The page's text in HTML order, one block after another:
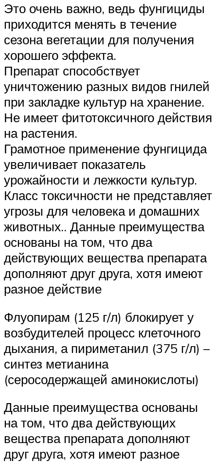
Это очень важно, ведь фунгициды
приходится менять в течение
сезона вегетации для получения
хорошего эффекта.
Препарат способствует
уничтожению разных видов гнилей
при закладке культур на хранение.
Не имеет фитотоксичного действия
на растения.
Грамотное применение фунгицида
увеличивает показатель
урожайности и лежкости культур.
Класс токсичности не представляет
угрозы для человека и домашних
животных.. Данные преимущества
основаны на том, что два
действующих вещества препарата
дополняют друг друга, хотя имеют
разное действие
Флуопирам (125 г/л) блокирует у
возбудителей процесс клеточного
дыхания, а пириметанил (375 г/л) –
синтез метианина
(серосодержащей аминокислоты)
Данные преимущества основаны
на том, что два действующих
вещества препарата дополняют
друг друга, хотя имеют разное